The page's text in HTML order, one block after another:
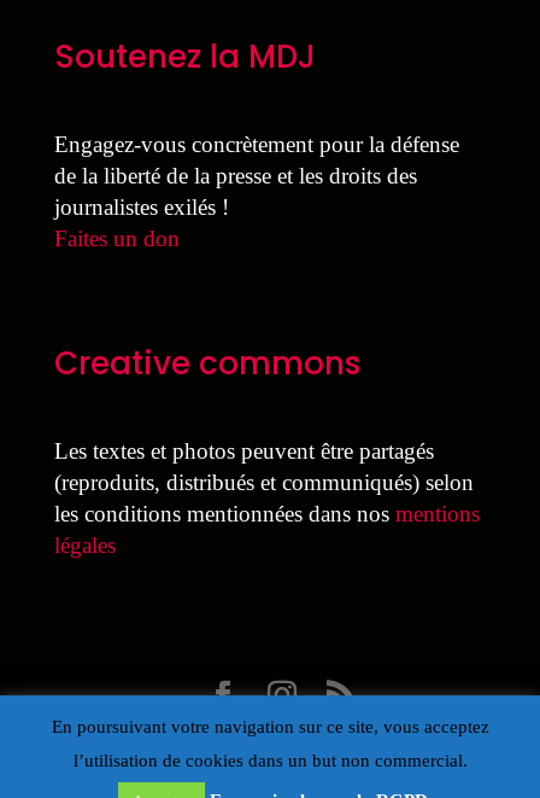
Soutenez la MDJ
Engagez-vous concrètement pour la défense
de la liberté de la presse et les droits des
journalistes exilés !
Faites un don
Creative commons
Les textes et photos peuvent être partagés
(reproduits, distribués et communiqués) selon
les conditions mentionnées dans nos mentions
légales
Design Laure Colmant pour la MDJ avec Divi
- Propulsé par Wordpress – Œil de la Maison
En poursuivant votre navigation sur ce site, vous acceptez
l’utilisation de cookies dans un but non commercial.